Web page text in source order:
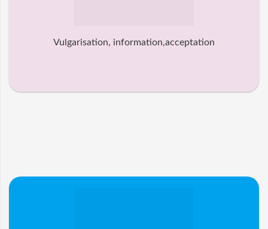
Vulgarisation, information,acceptation